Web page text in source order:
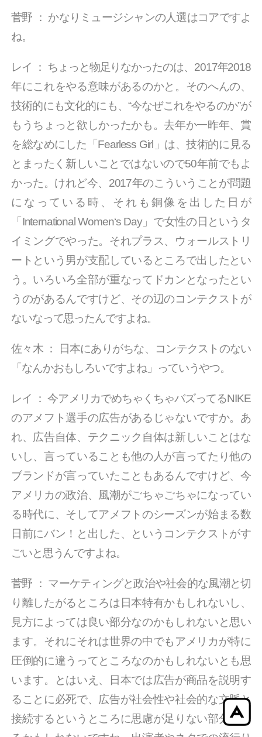
菅野 ： かなりミュージシャンの人選はコアですよ
ね。
レイ ： ちょっと物足りなかったのは、2017年2018
年にこれをやる意味があるのかと。そのへんの、
技術的にも文化的にも、“今なぜこれをやるのか”が
もうちょっと欲しかったかも。去年か一昨年、賞
を総なめにした「Fearless Girl」は、技術的に見る
とまったく新しいことではないので50年前でもよ
かった。けれど今、2017年のこういうことが問題
になっている時、それも銅像を出した日が
「International Women‘s Day」で女性の日というタ
イミングでやった。それプラス、ウォールストリ
ートという男が支配しているところで出したとい
う。いろいろ全部が重なってドカンとなったとい
うのがあるんですけど、その辺のコンテクストが
ないなって思ったんですよね。
佐々木：
日本にありがちな、コンテクストのない
「なんかおもしろいですよね」っていうやつ。
レイ ：今アメリカでめちゃくちゃバズってるNIKE
のアメフト選手の広告があるじゃないですか。あ
れ、広告自体、テクニック自体は新しいことはな
いし、言っていることも他の人が言ってたり他の
ブランドが言っていたこともあるんですけど、今
アメリカの政治、風潮がごちゃごちゃになってい
る時代に、そしてアメフトのシーズンが始まる数
日前にバン！と出した、というコンテクストがす
ごいと思うんですよね。
菅野 ： マーケティングと政治や社会的な風潮と切
り離したがるところは日本特有かもしれないし、
見方によっては良い部分なのかもしれないと思い
ます。それにそれは世界の中でもアメリカが特に
圧倒的に違うってところなのかもしれないとも思
います。とはいえ、日本では広告が商品を説明す
ることに必死で、広告が社会性や社会的な文脈と
接続するというところに思慮が足りない部分はあ